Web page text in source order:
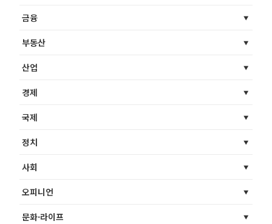
금융
부동산
산업
경제
국제
정치
사회
오피니언
문화·라이프